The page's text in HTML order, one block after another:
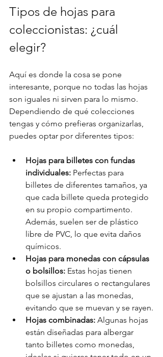
Tipos de hojas para
coleccionistas: ¿cuál
elegir?
Aquí es donde la cosa se pone
interesante, porque no todas las hojas
son iguales ni sirven para lo mismo.
Dependiendo de qué colecciones
tengas y cómo prefieras organizarlas,
puedes optar por diferentes tipos:
Hojas para billetes con fundas
individuales: Perfectas para
billetes de diferentes tamaños, ya
que cada billete queda protegido
en su propio compartimento.
Además, suelen ser de plástico
libre de PVC, lo que evita daños
químicos.
Hojas para monedas con cápsulas
o bolsillos: Estas hojas tienen
bolsillos circulares o rectangulares
que se ajustan a las monedas,
evitando que se muevan y se rayen.
Hojas combinadas: Algunas hojas
están diseñadas para albergar
tanto billetes como monedas,